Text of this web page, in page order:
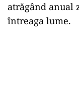
atrăgând anual
întreaga lume.